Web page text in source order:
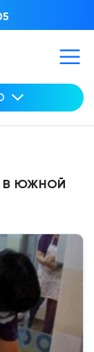
В ЮЖНОЙ